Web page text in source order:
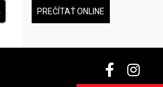
PREČÍTAŤ ONLINE